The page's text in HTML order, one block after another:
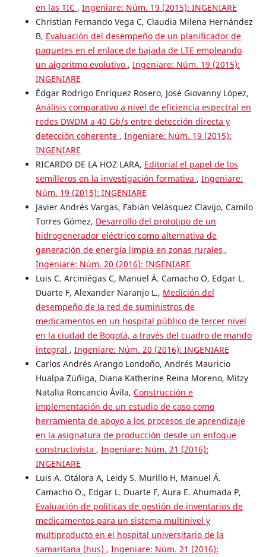
en las TIC , Ingeniare: Núm. 19 (2015): INGENIARE
Christian Fernando Vega C, Claudia Milena Hernández
B, Evaluación del desempeño de un planificador de
paquetes en el enlace de bajada de LTE empleando
un algoritmo evolutivo , Ingeniare: Núm. 19 (2015):
INGENIARE
Édgar Rodrigo Enríquez Rosero, José Giovanny López,
Análisis comparativo a nivel de eficiencia espectral en
redes DWDM a 40 Gb/s entre detección directa y
detección coherente , Ingeniare: Núm. 19 (2015):
INGENIARE
RICARDO DE LA HOZ LARA, Editorial el papel de los
semilleros en la investigación formativa , Ingeniare:
Núm. 19 (2015): INGENIARE
Javier Andrés Vargas, Fabián Velásquez Clavijo, Camilo
Torres Gómez, Desarrollo del prototipo de un
hidrogenerador eléctrico como alternativa de
generación de energía limpia en zonas rurales ,
Ingeniare: Núm. 20 (2016): INGENIARE
Luis C. Arciniégas C, Manuel Á. Camacho O, Edgar L.
Duarte F, Alexander Naranjo L., Medición del
desempeño de la red de suministros de
medicamentos en un hospital público de tercer nivel
en la ciudad de Bogotá, a través del cuadro de mando
integral , Ingeniare: Núm. 20 (2016): INGENIARE
Carlos Andrés Arango Londoño, Andrés Mauricio
Hualpa Zúñiga, Diana Katherine Reina Moreno, Mitzy
Natalia Roncancio Ávila, Construcción e
implementación de un estudio de caso como
herramienta de apoyo a los procesos de aprendizaje
en la asignatura de producción desde un enfoque
constructivista , Ingeniare: Núm. 21 (2016):
INGENIARE
Luis A. Otálora A, Leidy S. Murillo H, Manuel Á.
Camacho O., Edgar L. Duarte F, Aura E. Ahumada P,
Evaluación de politicas de gestión de inventarios de
medicamentos para un sistema multinivel y
multiproducto en el hospital universitario de la
samaritana (hus) , Ingeniare: Núm. 21 (2016):